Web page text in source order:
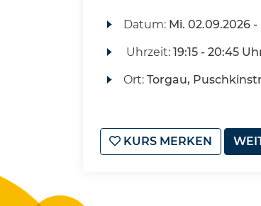
Datum: Mi. 02.09.2026 -
Uhrzeit: 19:15 - 20:45
Ort: Torgau,
KURS MERKEN